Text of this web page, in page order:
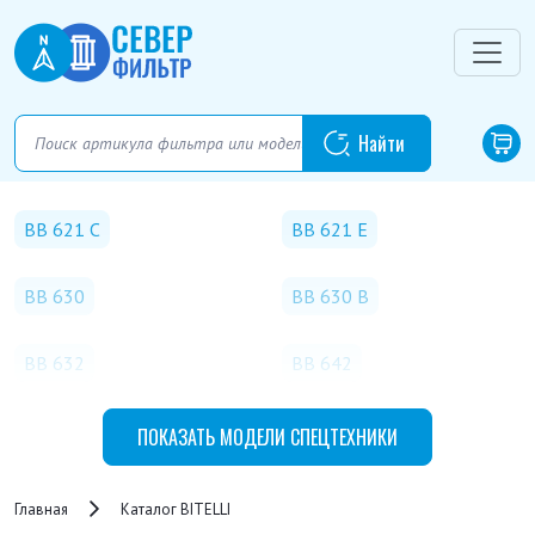
BB 621 C BB 621 E
BB 630 BB 630 B
BB 632 BB 642
DTV 100
DTV 135
ПОКАЗАТЬ МОДЕЛИ СПЕЦТЕХНИКИ
Главная Каталог BITELLI